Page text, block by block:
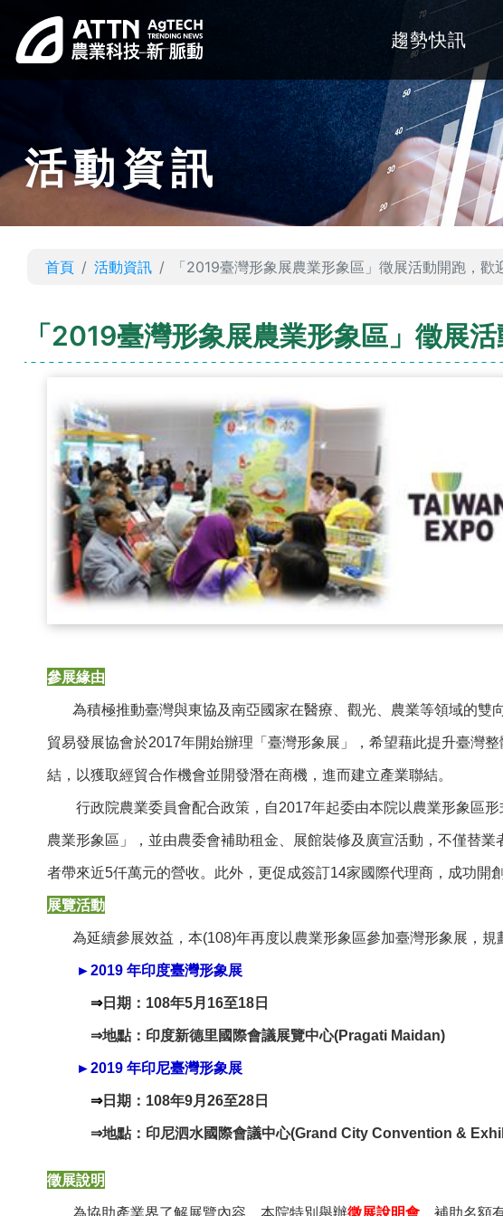
趨勢快訊
活動資訊
首頁 活動資訊 「2019臺灣形象展農業形象區」徵展活動開跑，歡
「2019臺灣形象展農業形象區」徵展
參展緣由
為積極推動臺灣與東協及南亞國家在醫療、觀光、農業等領域的
貿易發展協會於2017年開始辦理「臺灣形象展」，希望藉此提升臺灣
結，以獲取經貿合作機會並開發潛在商機，進而建立產業聯結。
行政院農業委員會配合政策，自2017年起委由本院以農業形象區形
農業形象區」，並由農委會補助租金、展館裝修及廣宣活動，不僅替
者帶來近5仟萬元的營收。此外，更促成簽訂14家國際代理商，成功開
展覽活動
為延續參展效益，本(108)年再度以農業形象區參加臺灣形象展，規
►2019 年印度臺灣形象展
⇒日期：108年5月16至18日
⇒地點：印度新德里國際會議展覽中心(Pragati Maidan)
►2019 年印尼臺灣形象展
⇒日期：108年9月26至28日
⇒地點：印尼泗水國際會議中心(Grand City Convention &
徵展說明
為協助產業界了解展覽內容，本院特別舉辦徵展說明會 ，補助名額